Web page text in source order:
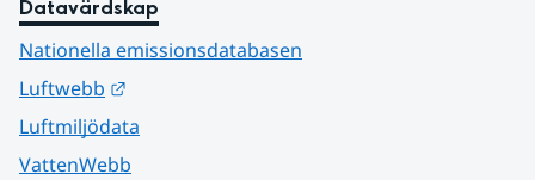
Datavärdskap
Nationella emissionsdatabasen
Luftwebb
Luftmiljödata
VattenWebb